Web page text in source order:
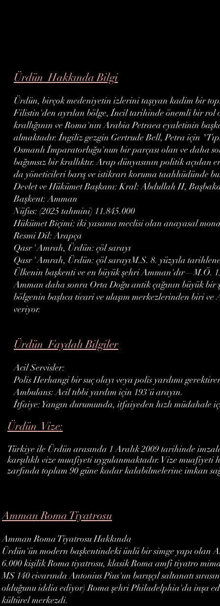
Ürdün Hakkında Bilgi
Ürdün, birçok medeniyetin izlerini taşıyan kadim bir
Filistin'den ayrılan bölge, İncil tarihinde önemli bir rol
krallığının ve Roma'nın Arabia Petraea eyaletinin
almaktadır. İngiliz gezgin Gertrude Bell, Petra için
Osmanlı İmparatorluğu'nun bir parçası olan ve daha
bağımsız bir krallıktır. Arap dünyasının politik
da yöneticileri barış ve istikrarı koruma taahhüdünde
Devlet ve Hükümet Başkanı: Kral: Abdullah II,
Başkent: Amman
Nüfus: (2025 tahmini) 11.845.000
Hükümet Biçimi: iki yasama meclisi olan anayasal
Resmi Dil: Arapça
Qasr ʿAmrah, Ürdün: çöl sarayı
Qasr ʿAmrah, Ürdün: çöl sarayıM.S. 8. yüzyıla
Ülkenin başkenti ve en büyük şehri Amman'dır—M.Ö.
Amman daha sonra Orta Doğu antik çağının büyük
bölgenin başlıca ticari ve ulaşım merkezlerinden biri
veriyor.
Ürdün Faydalı Bilgiler
Acil Servisler:
Polis Herhangi bir suç olayı veya polis yardımı
Ambulans: Acil tıbbi yardım için 193'ü arayın.
İtfaiye: Yangın durumunda, itfaiyeden hızlı müdahale
Ürdün Vize:
Türkiye ile Ürdün arasında 1 Aralık 2009 tarihinde
karşılıklı vize muafiyeti uygulanmaktadır. Vize
zarfında toplam 90 güne kadar kalabilmelerine imkan
Amman Roma Tiyatrosu
Amman Roma Tiyatrosu Hakkında
Ürdün'ün modern başkentindeki ünlü bir simge yapı olan
6.000 kişilik Roma tiyatrosu, klasik Roma amfi tiyatro
MS 140 civarında Antonius Pius'un barışçıl saltanatı
olduğunu iddia ediyor) Roma şehri Philadelphia'da inşa
kültürel merkezdi.